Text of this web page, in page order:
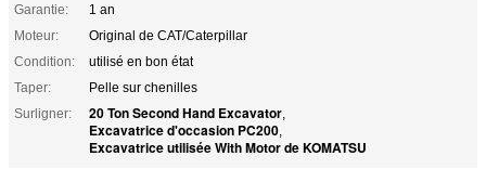
Garantie:
1 an
Moteur:
Original de CAT/Caterpillar
Condition:
utilisé en bon état
Taper:
Pelle sur chenilles
Surligner:
20 Ton Second Hand Excavator,
Excavatrice d'occasion PC200,
Excavatrice utilisée With Motor de KOMATSU